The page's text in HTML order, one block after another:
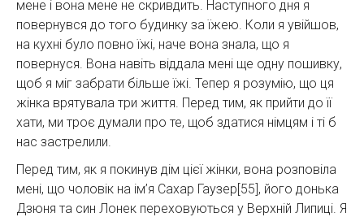
мене і вона мене не скривдить. Наступного дня я
повернувся до того будинку за їжею. Коли я увійшов,
на кухні було повно їжі, наче вона знала, що я
повернуся. Вона навіть віддала мені ще одну пошивку,
щоб я міг забрати більше їжі. Тепер я розумію, що ця
жінка врятувала три життя. Перед тим, як прийти до її
хати, ми троє думали про те, щоб здатися німцям і ті б
нас застрелили.
Перед тим, як я покинув дім цієї жінки, вона розповіла
мені, що чоловік на ім’я Сахар Гаузер[55], його донька
Дзюня та син Лонек переховуються у Верхній Липиці. Я